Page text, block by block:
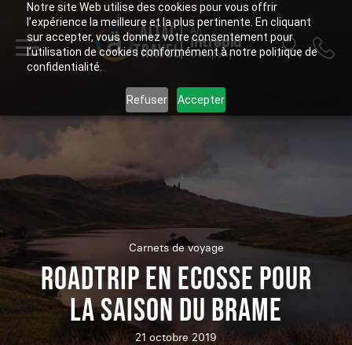
Notre site Web utilise des cookies pour vous offrir
l’expérience la meilleure et la plus pertinente. En cliquant
sur accepter, vous donnez votre consentement pour
l’utilisation de cookies conformément à notre politique de
confidentialité.
Refuser Accepter
ALTAÏ
TRAVEL
An
Intrepid
Company
Carnets de voyage
ROADTRIP EN ECOSSE POUR
LA SAISON DU BRAME
21 octobre 2019